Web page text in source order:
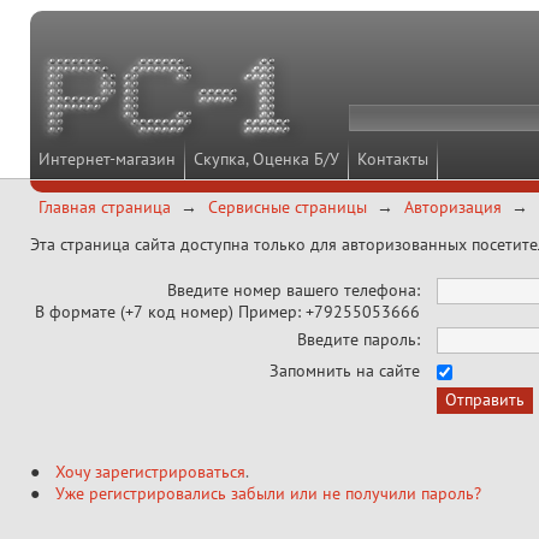
Интернет-магазин Скупка, Оценка Б/У Контакты
Главная страница Сервисные страницы
Авторизация
Эта страница сайта доступна только для авторизованных
Введите номер вашего телефона:
В формате (+7 код номер) Пример: +79255053666
Введите пароль:
Запомнить на сайте
Хочу зарегистрироваться.
Уже регистрировались забыли или не получили пароль?